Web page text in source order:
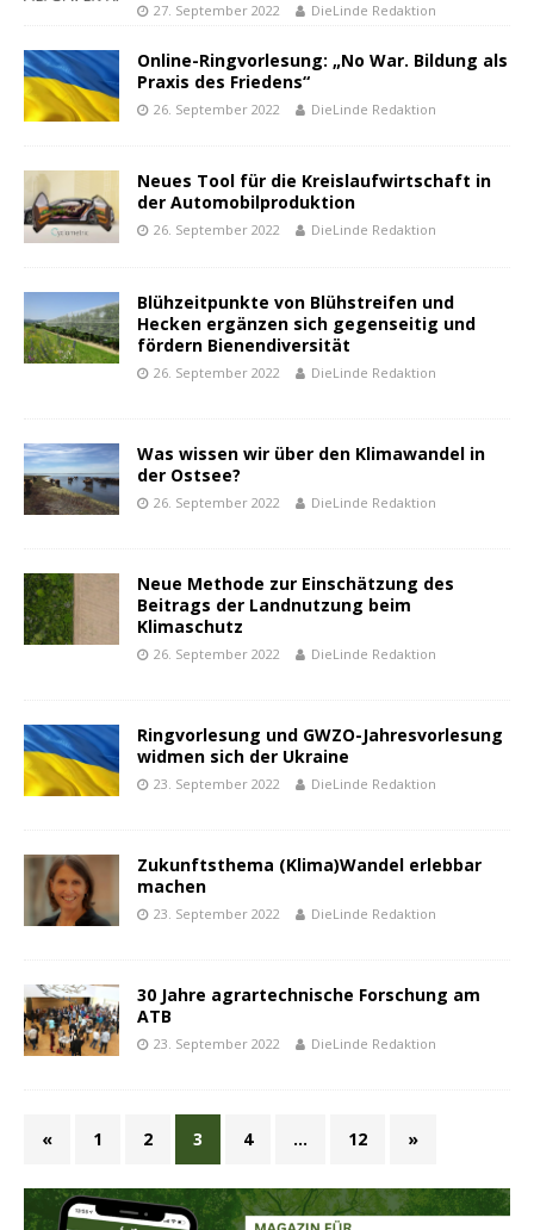
27. September 2022 DieLinde Redaktion
Online-Ringvorlesung: „No War. Bildung als
Praxis des Friedens“
26. September 2022 DieLinde Redaktion
Neues Tool für die Kreislaufwirtschaft in
der Automobilproduktion
26. September 2022 DieLinde Redaktion
Blühzeitpunkte von Blühstreifen und
Hecken ergänzen sich gegenseitig und
fördern Bienendiversität
26. September 2022 DieLinde Redaktion
Was wissen wir über den Klimawandel in
der Ostsee?
26. September 2022 DieLinde Redaktion
Neue Methode zur Einschätzung des
Beitrags der Landnutzung beim
Klimaschutz
26. September 2022 DieLinde Redaktion
Ringvorlesung und GWZO-Jahresvorlesung
widmen sich der Ukraine
23. September 2022 DieLinde Redaktion
Zukunftsthema (Klima)Wandel erlebbar
machen
23. September 2022 DieLinde Redaktion
30 Jahre agrartechnische Forschung am
ATB
23. September 2022 DieLinde Redaktion
« 1 2 3 4 … 12 »